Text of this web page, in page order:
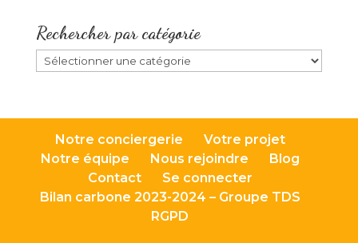
Rechercher par catégorie
Rechercher
par
Notre conciergerie
Votre projet
Notre équipe
Nous rejoindre
Blog
Contact
Se connecter
Bilan carbone 2023-2024 – Groupe TDS
RGPD